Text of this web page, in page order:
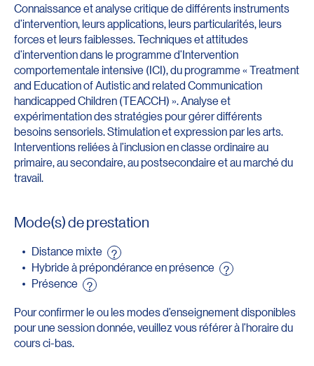
Connaissance et analyse critique de différents instruments
d’intervention, leurs applications, leurs particularités, leurs
forces et leurs faiblesses. Techniques et attitudes
d’intervention dans le programme d’Intervention
comportementale intensive (ICI), du programme « Treatment
and Education of Autistic and related Communication
handicapped Children (TEACCH) ». Analyse et
expérimentation des stratégies pour gérer différents
besoins sensoriels. Stimulation et expression par les arts.
Interventions reliées à l’inclusion en classe ordinaire au
primaire, au secondaire, au postsecondaire et au marché du
travail.
Mode(s) de prestation
Distance mixte
?
Hybride à prépondérance en présence
?
Présence
?
Pour confirmer le ou les modes d’enseignement disponibles
pour une session donnée, veuillez vous référer à l’horaire du
cours ci-bas.